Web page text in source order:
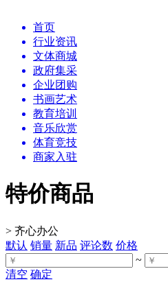
首页
行业资讯
文体商城
政府集采
企业团购
书画艺术
教育培训
音乐欣赏
体育竞技
商家入驻
特价商品
> 齐心办公
默认 销量 新品 评论数 价格
~
清空 确定